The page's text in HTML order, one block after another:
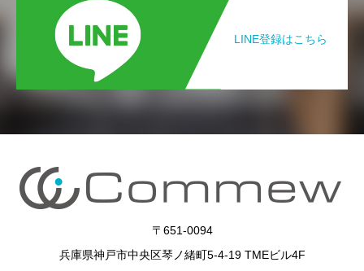
LINE登録はこちら
〒651-0094
兵庫県神戸市中央区琴ノ緒町5-4-19 TMEビル4F